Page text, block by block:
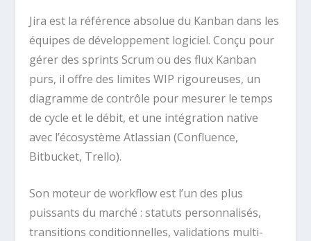
Jira est la référence absolue du Kanban dans les
équipes de développement logiciel. Conçu pour
gérer des sprints Scrum ou des flux Kanban
purs, il offre des limites WIP rigoureuses, un
diagramme de contrôle pour mesurer le temps
de cycle et le débit, et une intégration native
avec l’écosystème Atlassian (Confluence,
Bitbucket, Trello).
Son moteur de workflow est l’un des plus
puissants du marché : statuts personnalisés,
transitions conditionnelles, validations multi-